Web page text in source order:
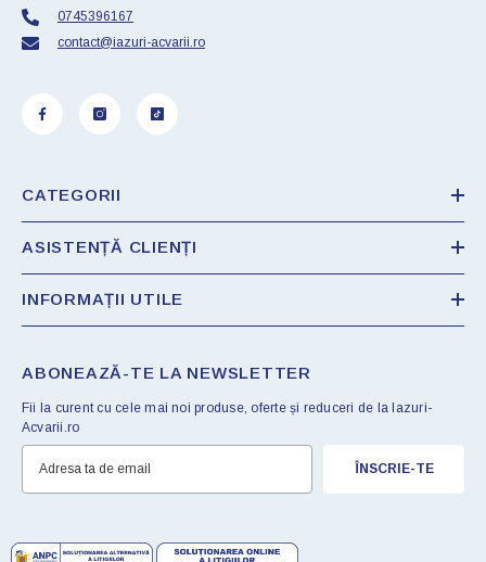
0745396167
contact@iazuri-acvarii.ro
CATEGORII
ASISTENȚĂ CLIENȚI
INFORMAȚII UTILE
ABONEAZĂ-TE LA NEWSLETTER
Fii la curent cu cele mai noi produse, oferte și reduceri de la Iazuri-
Acvarii.ro
ÎNSCRIE-TE